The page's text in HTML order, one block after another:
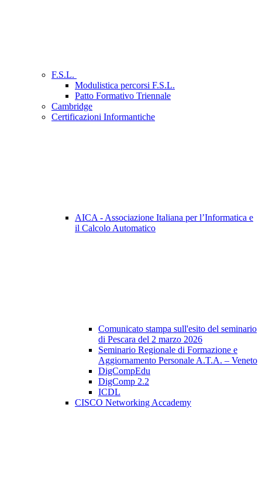
F.S.L.
Modulistica percorsi F.S.L.
Patto Formativo Triennale
Cambridge
Certificazioni Informantiche
AICA - Associazione Italiana per l’Informatica e
il Calcolo Automatico
Comunicato stampa sull'esito del seminario
di Pescara del 2 marzo 2026
Seminario Regionale di Formazione e
Aggiornamento Personale A.T.A. – Veneto
DigCompEdu
DigComp 2.2
ICDL
CISCO Networking Accademy